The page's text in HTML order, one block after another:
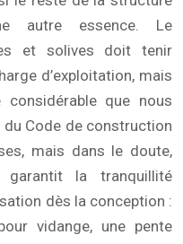
autre essence. Le
et solives doit tenir
d’exploitation, mais
que nous
Code de construction
mais dans le doute,
garantit la tranquillité
dès la conception :
vidange, une pente